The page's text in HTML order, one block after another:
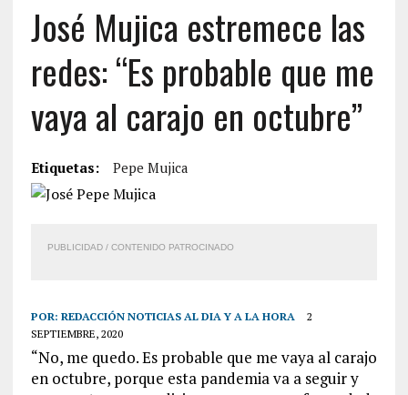
José Mujica estremece las
redes: “Es probable que me
vaya al carajo en octubre”
Etiquetas: Pepe Mujica
PUBLICIDAD / CONTENIDO PATROCINADO
POR: REDACCIÓN NOTICIAS AL DIA Y A LA HORA
2
SEPTIEMBRE, 2020
“No, me quedo. Es probable que me vaya al carajo
en octubre, porque esta pandemia va a seguir y